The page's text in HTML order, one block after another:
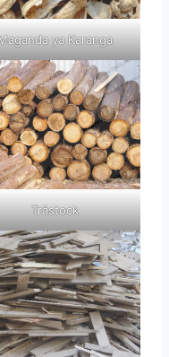
ya Karanga
Trästock